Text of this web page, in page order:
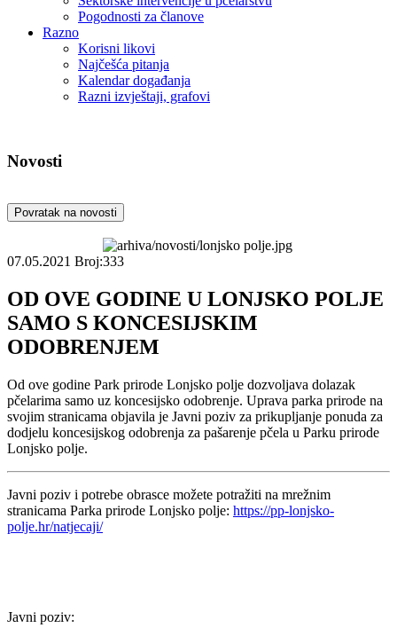
Pogodnosti za članove
Razno
Korisni likovi
Najčešća pitanja
Kalendar događanja
Razni izvještaji, grafovi
Novosti
Povratak na novosti
07.05.2021 Broj:333
OD OVE GODINE U LONJSKO POLJE
SAMO S KONCESIJSKIM
ODOBRENJEM
Od ove godine Park prirode Lonjsko polje dozvoljava dolazak
pčelarima samo uz koncesijsko odobrenje. Uprava parka prirode na
svojim stranicama objavila je Javni poziv za prikupljanje ponuda za
dodjelu koncesijskog odobrenja za pašarenje pčela u Parku prirode
Lonjsko polje.
Javni poziv i potrebe obrasce možete potražiti na mrežnim
stranicama Parka prirode Lonjsko polje: https://pp-lonjsko-
polje.hr/natjecaji/
Javni poziv: